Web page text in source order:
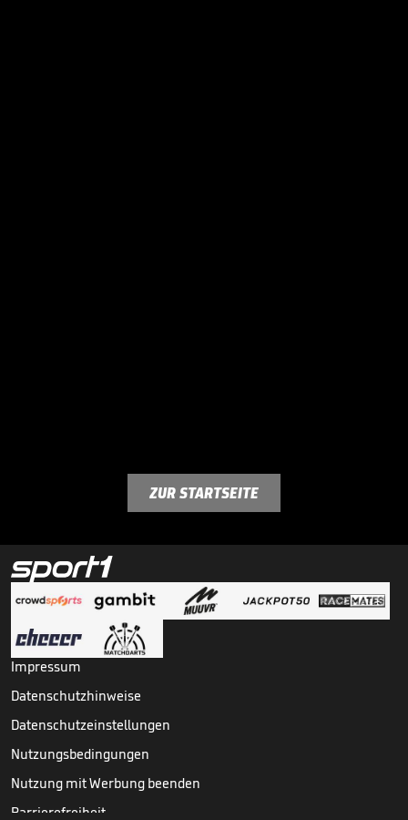
ZUR STARTSEITE
Impressum
Datenschutzhinweise
Datenschutzeinstellungen
Nutzungsbedingungen
Nutzung mit Werbung beenden
Barrierefreiheit